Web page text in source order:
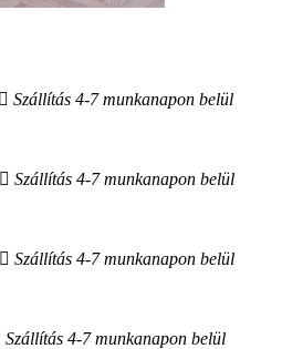
Szállítás 4-7 munkanapon belül
Szállítás 4-7 munkanapon belül
Szállítás 4-7 munkanapon belül
Szállítás 4-7 munkanapon belül